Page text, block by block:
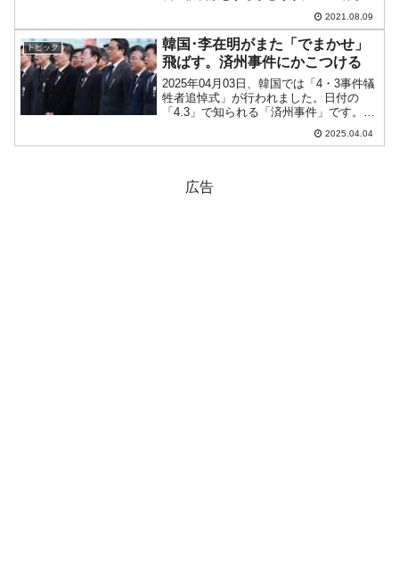
を下す仮釈放審査委員会が開催されまし
た。結果、李副会長の仮釈放が決定され
ました。07月末時点で李副会長は刑期の
60％を服役し...
2021.08.09
トピック
韓国･李在明がまた「でまかせ」
飛ばす。済州事件にかこつける
2025年04月03日、韓国では「4・3事件犠
牲者追悼式」が行われました。日付の
「4.3」で知られる「済州事件」です。↑
追悼式に出席した李在明（イ・ジェミョ
ン）さん。李在明（イ・ジェミョン）さ
2025.04.04
広告